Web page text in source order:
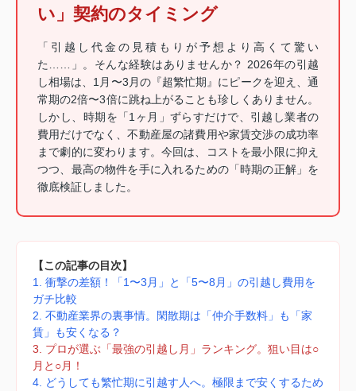
い」契約のタイミング
「引越し代金の見積もりが予想より高くて驚い
た……」。そんな経験はありませんか？ 2026年の引越
し相場は、1月〜3月の『超繁忙期』にピークを迎え、通
常期の2倍〜3倍に跳ね上がることも珍しくありません。
しかし、時期を「1ヶ月」ずらすだけで、引越し業者の
費用だけでなく、不動産屋の諸費用や家賃交渉の成功率
まで劇的に変わります。今回は、コストを最小限に抑え
つつ、最高の物件を手に入れるための「時期の正解」を
徹底検証しました。
【この記事の目次】
1. 衝撃の差額！「1〜3月」と「5〜8月」の引越し費用を
ガチ比較
2. 不動産業界の裏事情。閑散期は「仲介手数料」も「家
賃」も安くなる？
3. プロが選ぶ「最強の引越し月」ランキング。狙い目は○
月と○月！
4. どうしても繁忙期に引越す人へ。極限まで安くするため